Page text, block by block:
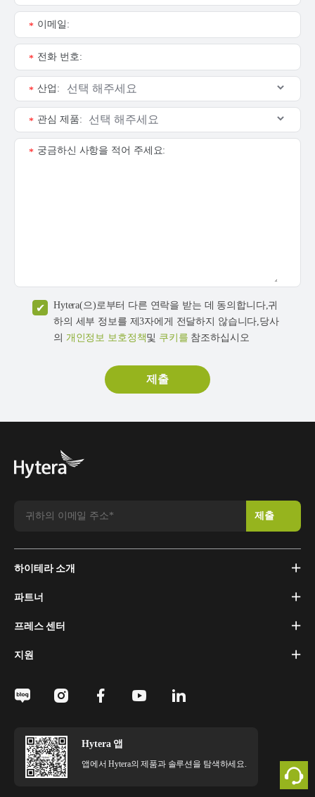
이메일:
*
전화 번호:
*
산업:
*
관심 제품:
*
궁금하신 사항을 적어 주세요:
*
Hytera(으)로부터 다른 연락을 받는 데 동의합니다,귀
하의 세부 정보를 제3자에게 전달하지 않습니다,당사
의 개인정보 보호정책및 쿠키를 참조하십시오
하이테라 소개
파트너
프레스 센터
지원
Hytera 앱
앱에서 Hytera의 제품과 솔루션을 탐색하세요.